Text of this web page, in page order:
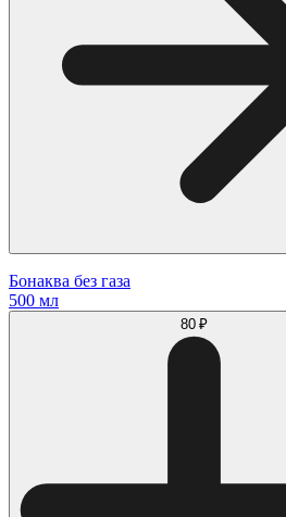
Бонаква без газа
500 мл
80 ₽